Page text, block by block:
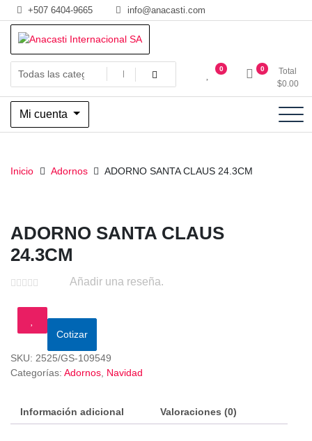
Saltar
al
contenido
+507 6404-9665 info@anacasti.com
Anacasti Internacional SA
Ventas de productos al por mayor de flores y plantas. juguetes,
navidad, religioso y adornos
0 0
Total
$0.00
Mi cuenta
Inicio Adornos ADORNO SANTA CLAUS 24.3CM
ADORNO SANTA CLAUS
24.3CM
Añadir una reseña.
Cotizar
SKU: 2525/GS-109549
Categorías: Adornos Navidad
Información adicional Valoraciones (0)